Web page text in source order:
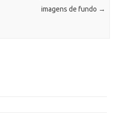
imagens de fundo →